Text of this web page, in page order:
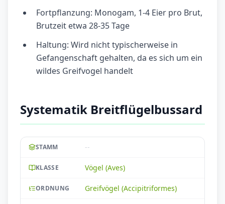
Fortpflanzung: Monogam, 1-4 Eier pro Brut,
Brutzeit etwa 28-35 Tage
Haltung: Wird nicht typischerweise in
Gefangenschaft gehalten, da es sich um ein
wildes Greifvogel handelt
Systematik Breitflügelbussard
STAMM --
KLASSE Vögel (Aves)
ORDNUNG Greifvögel (Accipitriformes)